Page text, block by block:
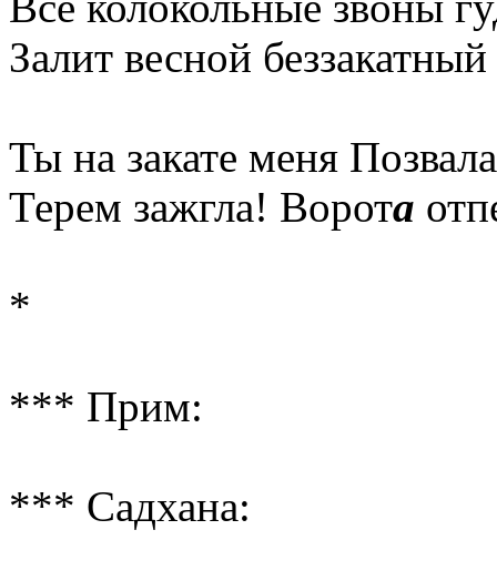
Залит весной
Ты на закате меня
Терем зажгла! Ворота
*
*** Прим:
*** Садхана: